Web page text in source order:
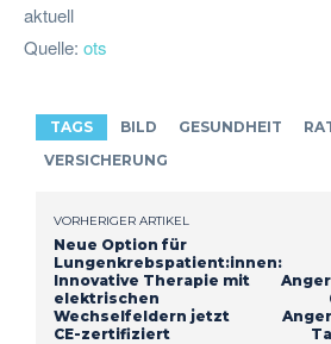
aktuell
Quelle: ots
TAGS BILD GESUNDHEIT
VERSICHERUNG
VORHERIGER ARTIKEL
Neue Option für
Lungenkrebspatient:innen:
Innovative Therapie mit
elektrischen
Wechselfeldern jetzt
CE-zertifiziert